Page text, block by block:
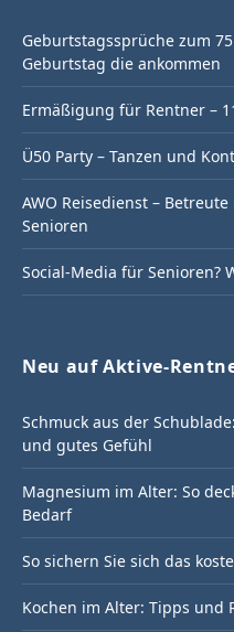
Geburtstagssprüche zum
Geburtstag die ankommen
Ermäßigung für Rentner –
Ü50 Party – Tanzen und
AWO Reisedienst –
Senioren
Social-Media für Senioren?
Neu auf Aktive-
Schmuck aus der
und gutes Gefühl
Magnesium im Alter: So
Bedarf
So sichern Sie sich das
Kochen im Alter: Tipps und